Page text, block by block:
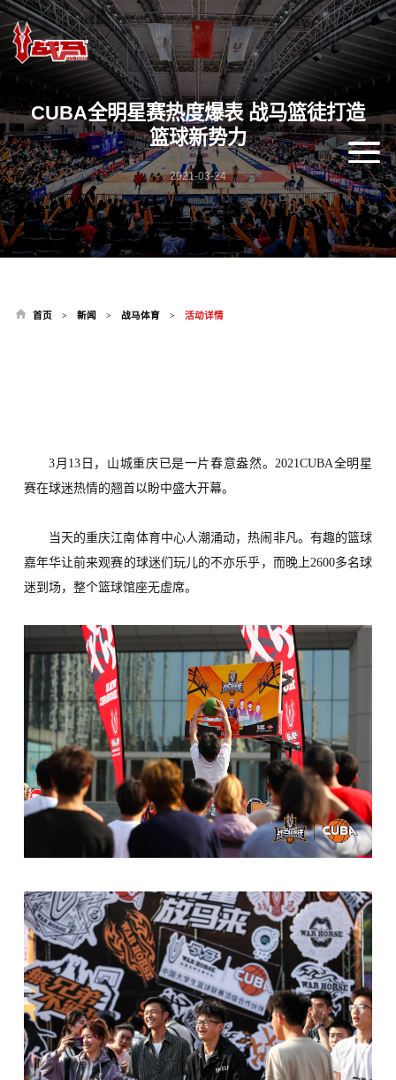
CUBA全明星赛热度爆表 战马篮徒打造
篮球新势力
2021-03-24
首页 > 新闻 > 战马体育 > 活动详情
3月13 日，山城重庆已是一片春意盎然。2021CUBA全明星
赛在球迷热情的翘首以盼中盛大开幕。
当天的重庆江南体育中心人潮涌动，热闹非凡。有趣的篮球
嘉年华让前来观赛的球迷们玩儿的不亦乐乎，而晚上2600多名球
迷到场，整个篮球馆座无虚席。